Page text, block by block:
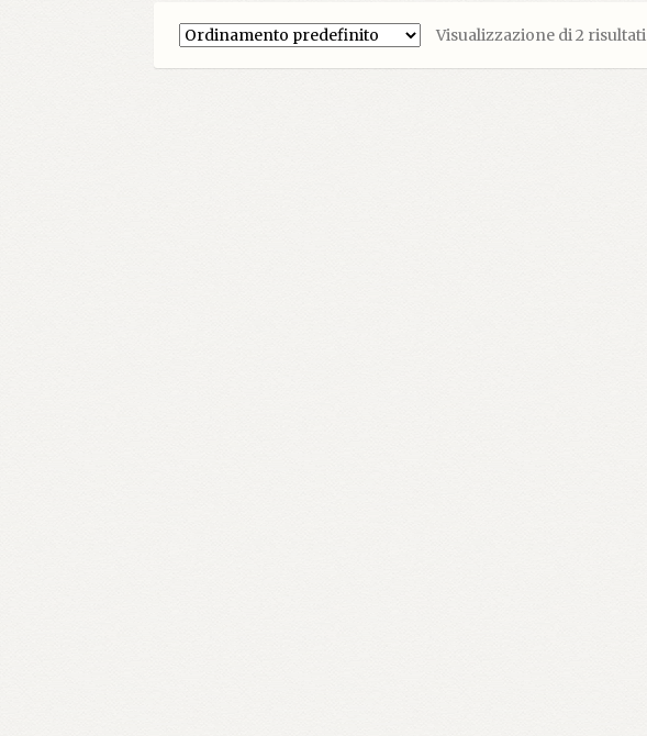
Visualizzazione di 2 risultati